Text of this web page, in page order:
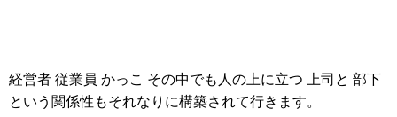
経営者 従業員 かっこ その中でも人の上に立つ 上司と 部下
という関係性もそれなりに構築されて行きます。